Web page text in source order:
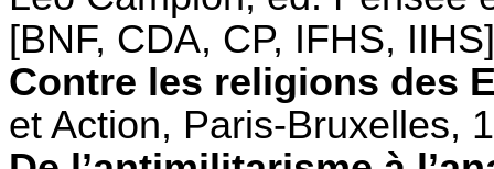
[BNF, CDA, CP, IFHS, IIHS]
Contre les religions des
et Action, Paris-Bruxelles,